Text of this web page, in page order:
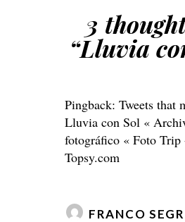
3
“Lluvia
Pingback: Tweets that
Lluvia con Sol «
fotográfico « Foto Trip
Topsy.com
FRANCO